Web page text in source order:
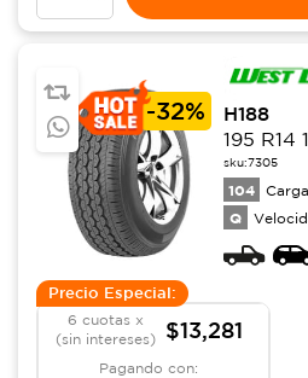
-32%
H188
195 R14
sku:7305
104
Q
Precio Especial:
6 cuotas x
(sin intereses)
$13,281
Pagando con: